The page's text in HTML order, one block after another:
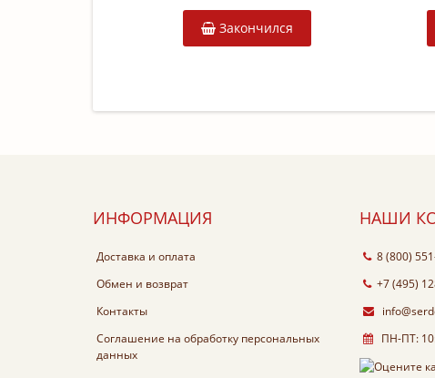
Закончился
ИНФОРМАЦИЯ
Доставка и оплата
Обмен и возврат
Контакты
Соглашение на обработку персональных
данных
НАШИ
8 (800)
+7 (495)
ПН-ПТ: